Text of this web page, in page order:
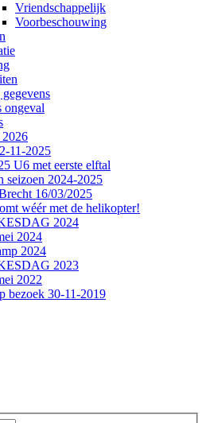
Vriendschappelijk
Voorbeschouwing
ongeval
2026
11-2025
U6 met eerste elftal
seizoen 2024-2025
16/03/2025
wéér met de helikopter!
2024
2024
2024
2023
2022
bezoek 30-11-2019